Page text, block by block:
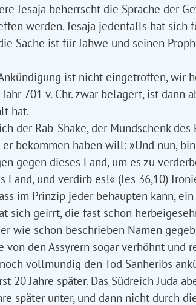
Jesaja beherrscht die Sprache der
werden. Jesaja jedenfalls hat sich
Sache ist für Jahwe und seinen
ist nicht eingetroffen, wir
701 v. Chr. zwar belagert, ist dann
hat.
der Rab-Shake, der Mundschenk
er bekommen haben will: »Und nun,
gegen dieses Land, um es zu
Land, und verdirb es!« (Jes 36,10)
im Prinzip jeder behaupten kann,
sich geirrt, die fast schon
wie schon beschrieben Namen
von den Assyrern sogar verhöhnt
vollmundig den Tod Sanheribs
20 Jahre später. Das Südreich Juda
später unter, und dann nicht durch